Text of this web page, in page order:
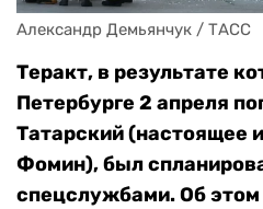
Александр Демьянчук / ТАСС
Теракт, в результате
Петербурге 2 апреля
Татарский (настоящее
Фомин), был
спецслужбами. Об